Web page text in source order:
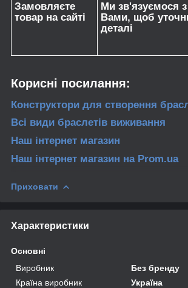
Замовляєте
товар на сайті
Ми зв'язуємося з
Вами, щоб
деталі
Корисні посилання:
Конструктори для створення
Всі види браслетів виживання
Наш інтернет магазин
Наш інтернет магазин на Prom.ua
Приховати
Характеристики
Основні
Виробник
Без бренду
Країна виробник
Україна